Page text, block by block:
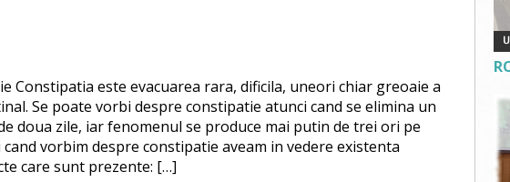
Constipatia este evacuarea rara, dificila, uneori chiar greoaie a
Se poate vorbi despre constipatie atunci cand se elimina un
doua zile, iar fenomenul se produce mai putin de trei ori pe
vorbim despre constipatie aveam in vedere existenta
care sunt prezente: […]